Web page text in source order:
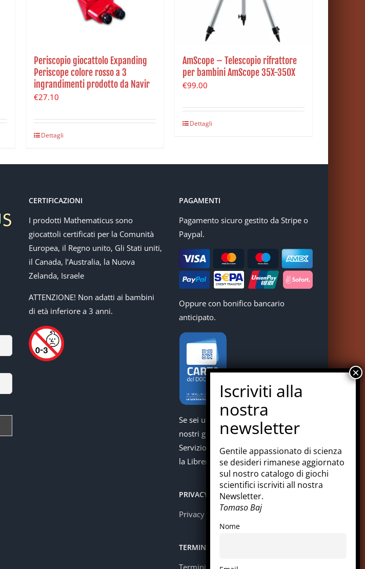
Periscopio giocattolo Expanding
Periscope colore rosso a 3
ingrandimenti prodotto da Navir
€27.10
Dettagli
AmScope – Telescopio rifrattore
per bambini AmScope 35X-350X
€99.00
Dettagli
CERTIFICAZIONI
I prodotti Mathematicus sono
giocattoli certificati per la Comunità
Europea, il Regno unito, Gli Stati uniti,
il Canada, l’Australia, la Nuova
Zelanda, Israele
ATTENZIONE! Non adatti ai bambini
di età inferiore a 3 anni.
PAGAMENTI
Pagamento sicuro gestito da Stripe o
Paypal.
Oppure con bonifico bancario
anticipato.
Se sei un docente puoi acquistare i
nostri giochi con la carta del docente.
Servizio offerto in collaborazione con
la Libreria Colosi di Messina.
PRIVACY
Privacy policy
TERMINI E CONDIZIONI
Termini e condizioni
Gentile appassionato di scienza
se desideri rimanese aggiornato
sul nostro catalogo di giochi
scientifici iscriviti all nostra
Newsletter.
Tomaso Baj
Nome